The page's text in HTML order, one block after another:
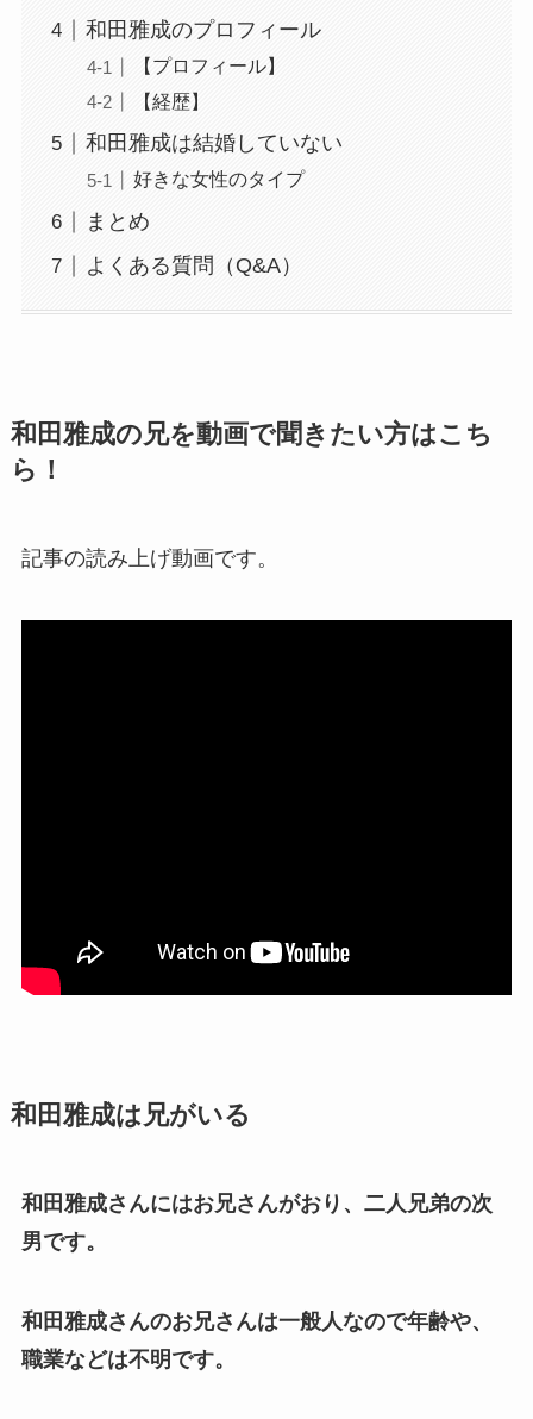
和田雅成のプロフィール
【プロフィール】
【経歴】
和田雅成は結婚していない
好きな女性のタイプ
まとめ
よくある質問（Q&A）
和田雅成の兄を動画で聞きたい方はこち
ら！
記事の読み上げ動画です。
和田雅成は兄がいる
和田雅成さんにはお兄さんがおり、二人兄弟の次
男です。
和田雅成さんのお兄さんは一般人なので年齢や、
職業などは不明です。